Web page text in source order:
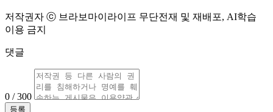
저작권자 ⓒ 브라보마이라이프 무단전재 및 재배포, AI학습
이용 금지
댓글
0 / 300